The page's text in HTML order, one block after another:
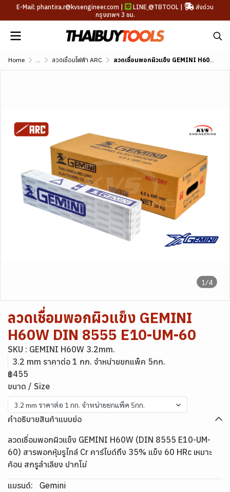
E-Mail: phantira.r@kvsengineer.com | LINE @TBTOOL |
ส่งด่วน
กรุงเทพฯ 3 ชม.
Home ... ลวดเชื่อมไฟฟ้า ARC ลวดเชื่อมพอกผิวแข็ง GEMINI H60W DIN 8555 E10-UM-60
1/4
ลวดเชื่อมพอกผิวแข็ง GEMINI
H60W DIN 8555 E10-UM-60
SKU : GEMINI H60W 3.2mm.
3.2 mm ราคาต่อ 1 กก. จำหน่ายยกแพ็ค 5กก.
฿455
ขนาด / Size
3.2 mm ราคาต่อ 1 กก. จำหน่ายยกแพ็ค 5กก.
คำอธิบายสินค้าแบบย่อ
ลวดเชื่อมพอกผิวแข็ง GEMINI H60W (DIN 8555 E10-UM-
60) สารพอกหุ้มรูไทล์ Cr คาร์ไบด์ถึง 35% แข็ง 60 HRc เหมาะ
ค้อน สกรูลำเลียง ปากโม่
แบรนด์:
Gemini